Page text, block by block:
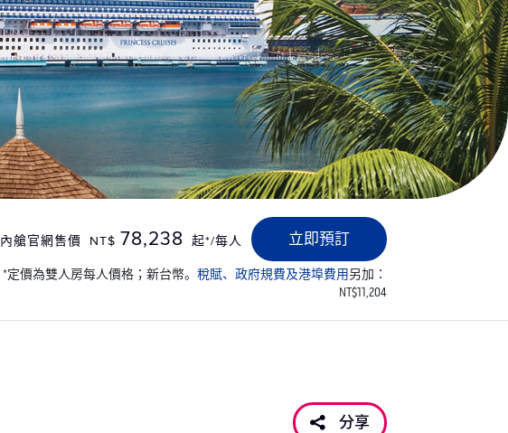
內艙官網售價 NT$ 78,238 起*/每人 立即預訂
*定價為雙人房每人價格；新台幣。 稅賦、政府規費及港埠費用另加：
NT$11,204
分享